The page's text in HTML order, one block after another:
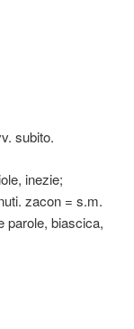
subito.
inezie;
zacon = s.m.
parole, biascica,